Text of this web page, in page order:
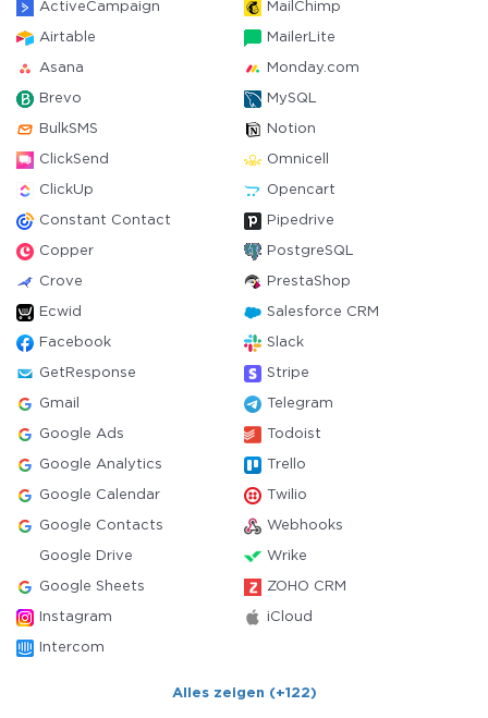
ActiveCampaign MailChimp
Airtable MailerLite
Asana Monday.com
Brevo MySQL
BulkSMS Notion
ClickSend Omnicell
ClickUp Opencart
Constant Contact Pipedrive
Copper PostgreSQL
Crove PrestaShop
Ecwid Salesforce CRM
Facebook Slack
GetResponse Stripe
Gmail Telegram
Google Ads Todoist
Google Analytics Trello
Google Calendar Twilio
Google Contacts Webhooks
Google Drive Wrike
Google Sheets ZOHO CRM
Instagram iCloud
Intercom
Alles zeigen (+122)